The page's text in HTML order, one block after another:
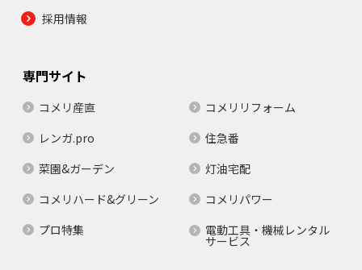
採用情報
専門サイト
コメリ産直
コメリリフォーム
レンガ.pro
住急番
菜園&ガーデン
灯油宅配
コメリハード&グリーン
コメリパワー
プロ特集
電動工具・機械レンタル
サービス